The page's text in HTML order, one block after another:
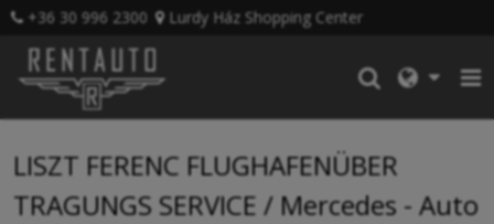
+36 30 996 2300 Lurdy Ház Shopping Center
LISZT FERENC FLUGHAFENÜBER
TRAGUNGS SERVICE / Mercedes - Auto